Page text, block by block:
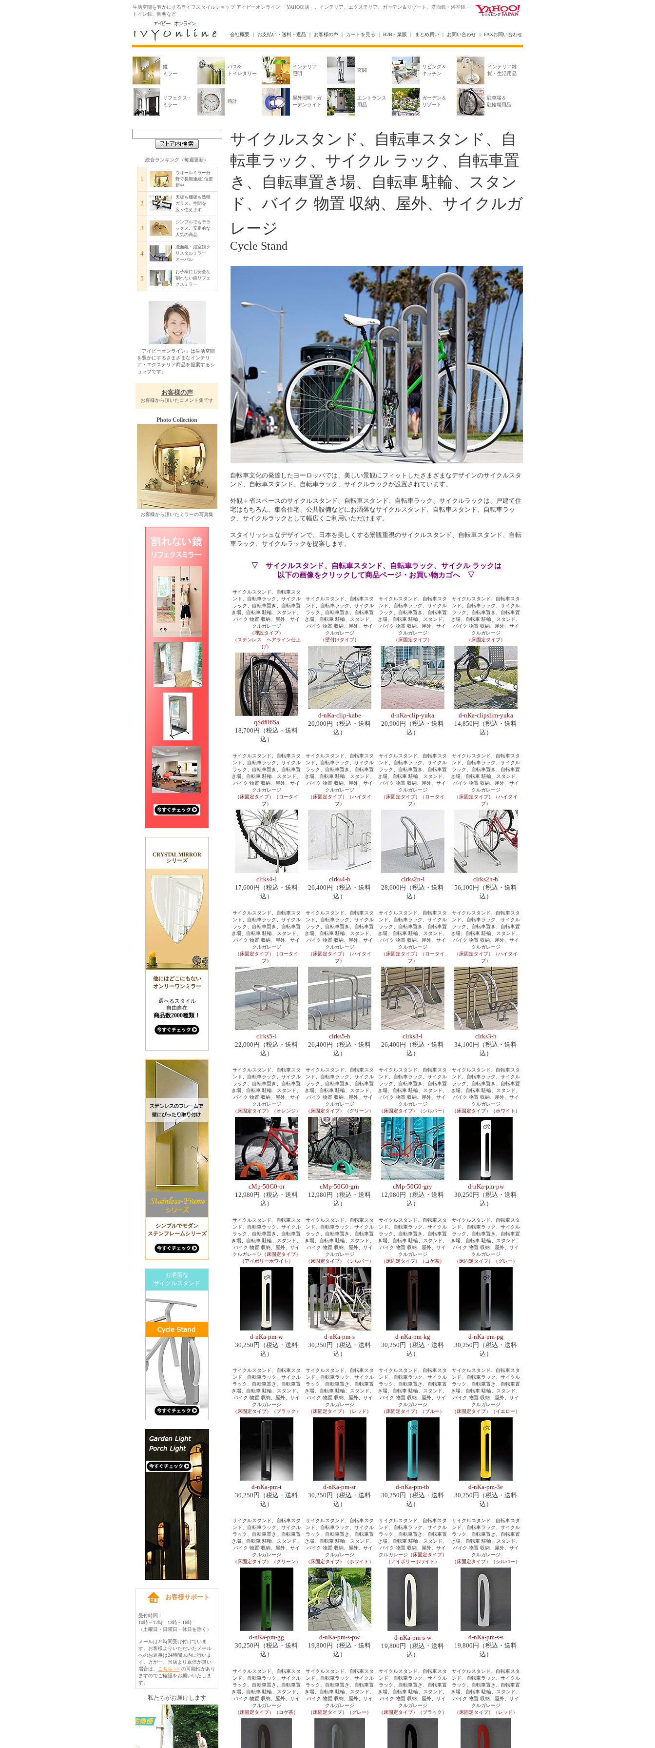
生活空間を豊かにするライフスタイルショップ アイビーオンライン 「YAHOO!店」。インテリア、エクステリア、ガーデン＆リゾート、洗面鏡・浴室鏡・
トイレ鏡、照明など
会社概要 ｜ お支払い・送料・返品 ｜ お客様の声 ｜ カートを見る ｜ B2B・業販 ｜ まとめ買い ｜ お問い合わせ ｜ FAXお問い合わせ
鏡
ミラー
バス&
トイレタリー
インテリア
照明
玄関
リビング＆
キッチン
インテリア雑
貨・生活用品
リフェクス・
ミラー
時計
屋外照明・ガ
ーデンライト
エントランス
用品
ガーデン＆
リゾート
駐車場＆
駐輪場用品
総合ランキング（毎週更新）
1
ウオールミラー分
野で長期連続1位更
新中
2
天板も棚板も透明
ガラス。空間を
広々使えます
3
シンプルでもデラ
ックス。安定的な
人気の商品
4
洗面鏡・浴室鏡ク
リスタルミラー
オーバル
5
お子様にも安全な
割れない鏡リフェ
クスミラー
「アイビーオンライン」は生活空間
を豊かにするさまざまなインテリ
ア・エクステリア商品を提案するシ
ョップです。
お客様の声
お客様から頂いたコメント集です
Photo Collection
お客様から頂いたミラーの写真集
CRYSTAL MIRROR
シリーズ
他にはどこにもない
オンリーワンミラー
選べるスタイル
自由自在
商品数2000種類！
シンプルでモダン
ステンフレームシリーズ
お洒落な
サイクルスタンド
お客様サポート
受付時間：
10時～12時 13時～16時
（土曜日・日曜日・休日を除く）
メールは24時間受け付けていま
す。お客様よりいただいたメール
へのお返事は24時間以内に行いま
す。万が一、当店より返信が無い
場合は、
こちら >> の可能性があり
ますのでご確認をお願いいたしま
す。
私たちがお届けします
サイクルスタンド、自転車スタンド、自
転車ラック、サイクル ラック、自転車置
き、自転車置き場、自転車 駐輪、スタン
ド、バイク 物置 収納、屋外、サイクルガ
レージ
Cycle Stand
自転車文化の発達したヨーロッパでは、美しい景観にフィットしたさまざまなデザインのサイクルスタ
ンド、自転車スタンド、自転車ラック、サイクルラックが設置されています。
外観＋省スペースのサイクルスタンド、自転車スタンド、自転車ラック、サイクルラックは、戸建て住
宅はもちろん、集合住宅、公共設備などにお洒落なサイクルスタンド、自転車スタンド、自転車ラッ
ク、サイクルラックとして幅広くご利用いただけます。
スタイリッシュなデザインで、日本を美しくする景観重視のサイクルスタンド、自転車スタンド、自転
車ラック、サイクルラックを提案します。
▽ サイクルスタンド、自転車スタンド、自転車ラック、サイクル ラックは
以下の画像をクリックして商品ページ・お買い物カゴへ ▽
サイクルスタンド、自転車スタ
ンド、自転車ラック、サイクル
ラック、自転車置き、自転車置
き場、自転車 駐輪、スタンド、
バイク 物置 収納、屋外、サイ
クルガレージ
（埋設タイプ）
（ステンレス ヘアライン仕上
げ）
qSdf06Sa
18,700円（税込・送料
込）
サイクルスタンド、自転車スタ
ンド、自転車ラック、サイクル
ラック、自転車置き、自転車置
き場、自転車 駐輪、スタンド、
バイク 物置 収納、屋外、サイ
クルガレージ
（壁付けタイプ）
d-nKa-clip-kabe
20,900円（税込・送料
込）
サイクルスタンド、自転車スタ
ンド、自転車ラック、サイクル
ラック、自転車置き、自転車置
き場、自転車 駐輪、スタンド、
バイク 物置 収納、屋外、サイ
クルガレージ
（床固定タイプ）
d-nKa-clip-yuka
20,900円（税込・送料
込）
サイクルスタンド、自転車スタ
ンド、自転車ラック、サイクル
ラック、自転車置き、自転車置
き場、自転車 駐輪、スタンド、
バイク 物置 収納、屋外、サイ
クルガレージ
（床固定タイプ）
d-nKa-clipslim-yuka
14,850円（税込・送料
込）
サイクルスタンド、自転車スタ
ンド、自転車ラック、サイクル
ラック、自転車置き、自転車置
き場、自転車 駐輪、スタンド、
バイク 物置 収納、屋外、サイ
クルガレージ
（床固定タイプ）（ロータイ
プ）
clrks4-l
17,600円（税込・送料
込）
サイクルスタンド、自転車スタ
ンド、自転車ラック、サイクル
ラック、自転車置き、自転車置
き場、自転車 駐輪、スタンド、
バイク 物置 収納、屋外、サイ
クルガレージ
（床固定タイプ）（ハイタイ
プ）
clrks4-h
26,400円（税込・送料
込）
サイクルスタンド、自転車スタ
ンド、自転車ラック、サイクル
ラック、自転車置き、自転車置
き場、自転車 駐輪、スタンド、
バイク 物置 収納、屋外、サイ
クルガレージ
（床固定タイプ）（ロータイ
プ）
clrks2n-l
28,600円（税込・送料
込）
サイクルスタンド、自転車スタ
ンド、自転車ラック、サイクル
ラック、自転車置き、自転車置
き場、自転車 駐輪、スタンド、
バイク 物置 収納、屋外、サイ
クルガレージ
（床固定タイプ）（ハイタイ
プ）
clrks2n-h
56,100円（税込・送料
込）
サイクルスタンド、自転車スタ
ンド、自転車ラック、サイクル
ラック、自転車置き、自転車置
き場、自転車 駐輪、スタンド、
バイク 物置 収納、屋外、サイ
クルガレージ
（床固定タイプ）（ロータイ
プ）
clrks5-l
22,000円（税込・送料
込）
サイクルスタンド、自転車スタ
ンド、自転車ラック、サイクル
ラック、自転車置き、自転車置
き場、自転車 駐輪、スタンド、
バイク 物置 収納、屋外、サイ
クルガレージ
（床固定タイプ）（ハイタイ
プ）
clrks5-h
26,400円（税込・送料
込）
サイクルスタンド、自転車スタ
ンド、自転車ラック、サイクル
ラック、自転車置き、自転車置
き場、自転車 駐輪、スタンド、
バイク 物置 収納、屋外、サイ
クルガレージ
（床固定タイプ）（ロータイ
プ）
clrks3-l
26,400円（税込・送料
込）
サイクルスタンド、自転車スタ
ンド、自転車ラック、サイクル
ラック、自転車置き、自転車置
き場、自転車 駐輪、スタンド、
バイク 物置 収納、屋外、サイ
クルガレージ
（床固定タイプ）（ハイタイ
プ）
clrks3-h
34,100円（税込・送料
込）
サイクルスタンド、自転車スタ
ンド、自転車ラック、サイクル
ラック、自転車置き、自転車置
き場、自転車 駐輪、スタンド、
バイク 物置 収納、屋外、サイ
クルガレージ
（床固定タイプ）（オレンジ）
cMp-50G0-or
12,980円（税込・送料
込）
サイクルスタンド、自転車スタ
ンド、自転車ラック、サイクル
ラック、自転車置き、自転車置
き場、自転車 駐輪、スタンド、
バイク 物置 収納、屋外、サイ
クルガレージ
（床固定タイプ）（グリーン）
cMp-50G0-grn
12,980円（税込・送料
込）
サイクルスタンド、自転車スタ
ンド、自転車ラック、サイクル
ラック、自転車置き、自転車置
き場、自転車 駐輪、スタンド、
バイク 物置 収納、屋外、サイ
クルガレージ
（床固定タイプ）（シルバー）
cMp-50G0-gry
12,980円（税込・送料
込）
サイクルスタンド、自転車スタ
ンド、自転車ラック、サイクル
ラック、自転車置き、自転車置
き場、自転車 駐輪、スタンド、
バイク 物置 収納、屋外、サイ
クルガレージ
（床固定タイプ）（ホワイト）
d-nKa-pm-pw
30,250円（税込・送料
込）
サイクルスタンド、自転車スタ
ンド、自転車ラック、サイクル
ラック、自転車置き、自転車置
き場、自転車 駐輪、スタンド、
バイク 物置 収納、屋外、サイ
クルガレージ （床固定タイプ）
（アイボリーホワイト）
d-nKa-pm-w
30,250円（税込・送料
込）
サイクルスタンド、自転車スタ
ンド、自転車ラック、サイクル
ラック、自転車置き、自転車置
き場、自転車 駐輪、スタンド、
バイク 物置 収納、屋外、サイ
クルガレージ
（床固定タイプ）（シルバー）
d-nKa-pm-s
30,250円（税込・送料
込）
サイクルスタンド、自転車スタ
ンド、自転車ラック、サイクル
ラック、自転車置き、自転車置
き場、自転車 駐輪、スタンド、
バイク 物置 収納、屋外、サイ
クルガレージ
（床固定タイプ）（コゲ茶）
d-nKa-pm-kg
30,250円（税込・送料
込）
サイクルスタンド、自転車スタ
ンド、自転車ラック、サイクル
ラック、自転車置き、自転車置
き場、自転車 駐輪、スタンド、
バイク 物置 収納、屋外、サイ
クルガレージ
（床固定タイプ）（グレー）
d-nKa-pm-pg
30,250円（税込・送料
込）
サイクルスタンド、自転車スタ
ンド、自転車ラック、サイクル
ラック、自転車置き、自転車置
き場、自転車 駐輪、スタンド、
バイク 物置 収納、屋外、サイ
クルガレージ
（床固定タイプ）（ブラック）
d-nKa-pm-t
30,250円（税込・送料
込）
サイクルスタンド、自転車スタ
ンド、自転車ラック、サイクル
ラック、自転車置き、自転車置
き場、自転車 駐輪、スタンド、
バイク 物置 収納、屋外、サイ
クルガレージ
（床固定タイプ）（レッド）
d-nKa-pm-sr
30,250円（税込・送料
込）
サイクルスタンド、自転車スタ
ンド、自転車ラック、サイクル
ラック、自転車置き、自転車置
き場、自転車 駐輪、スタンド、
バイク 物置 収納、屋外、サイ
クルガレージ
（床固定タイプ）（ブルー）
d-nKa-pm-tb
30,250円（税込・送料
込）
サイクルスタンド、自転車スタ
ンド、自転車ラック、サイクル
ラック、自転車置き、自転車置
き場、自転車 駐輪、スタンド、
バイク 物置 収納、屋外、サイ
クルガレージ
（床固定タイプ）（イエロー）
d-nKa-pm-3e
30,250円（税込・送料
込）
サイクルスタンド、自転車スタ
ンド、自転車ラック、サイクル
ラック、自転車置き、自転車置
き場、自転車 駐輪、スタンド、
バイク 物置 収納、屋外、サイ
クルガレージ
（床固定タイプ）（グリーン）
d-nKa-pm-gg
30,250円（税込・送料
込）
サイクルスタンド、自転車スタ
ンド、自転車ラック、サイクル
ラック、自転車置き、自転車置
き場、自転車 駐輪、スタンド、
バイク 物置 収納、屋外、サイ
クルガレージ
（床固定タイプ）（ホワイト）
d-nKa-pm-s-pw
19,800円（税込・送料
込）
サイクルスタンド、自転車スタ
ンド、自転車ラック、サイクル
ラック、自転車置き、自転車置
き場、自転車 駐輪、スタンド、
バイク 物置 収納、屋外、サイ
クルガレージ （床固定タイプ）
（アイボリーホワイト）
d-nKa-pm-s-w
19,800円（税込・送料
込）
サイクルスタンド、自転車スタ
ンド、自転車ラック、サイクル
ラック、自転車置き、自転車置
き場、自転車 駐輪、スタンド、
バイク 物置 収納、屋外、サイ
クルガレージ
（床固定タイプ）（シルバー）
d-nKa-pm-s-s
19,800円（税込・送料
込）
サイクルスタンド、自転車スタ
ンド、自転車ラック、サイクル
ラック、自転車置き、自転車置
き場、自転車 駐輪、スタンド、
バイク 物置 収納、屋外、サイ
クルガレージ
（床固定タイプ）（コゲ茶）
サイクルスタンド、自転車スタ
ンド、自転車ラック、サイクル
ラック、自転車置き、自転車置
き場、自転車 駐輪、スタンド、
バイク 物置 収納、屋外、サイ
クルガレージ
（床固定タイプ）（グレー）
サイクルスタンド、自転車スタ
ンド、自転車ラック、サイクル
ラック、自転車置き、自転車置
き場、自転車 駐輪、スタンド、
バイク 物置 収納、屋外、サイ
クルガレージ
（床固定タイプ）（ブラック）
サイクルスタンド、自転車スタ
ンド、自転車ラック、サイクル
ラック、自転車置き、自転車置
き場、自転車 駐輪、スタンド、
バイク 物置 収納、屋外、サイ
クルガレージ
（床固定タイプ）（レッド）